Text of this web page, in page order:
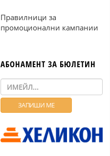
Правилници за
промоционални кампании
АБОНАМЕНТ ЗА БЮЛЕТИН